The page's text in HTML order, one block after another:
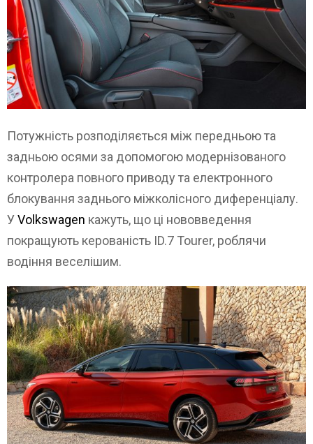
Потужність розподіляється між передньою та
задньою осями за допомогою модернізованого
контролера повного приводу та електронного
блокування заднього міжколісного диференціалу.
УVolkswagen кажуть, що ці нововведення
покращують керованість ID.7 Tourer, роблячи
водіння веселішим.